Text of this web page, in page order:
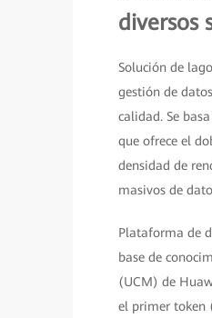
diversos
Solución de
gestión de
calidad. Se
que ofrece el
densidad de
masivos de
Plataforma de
base de
(UCM) de
el primer token